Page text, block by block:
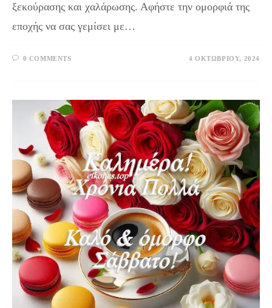
ξεκούρασης και χαλάρωσης. Αφήστε την ομορφιά της
εποχής να σας γεμίσει με…
0 COMMENTS 4 ΟΚΤΩΒΡΊΟΥ, 2024